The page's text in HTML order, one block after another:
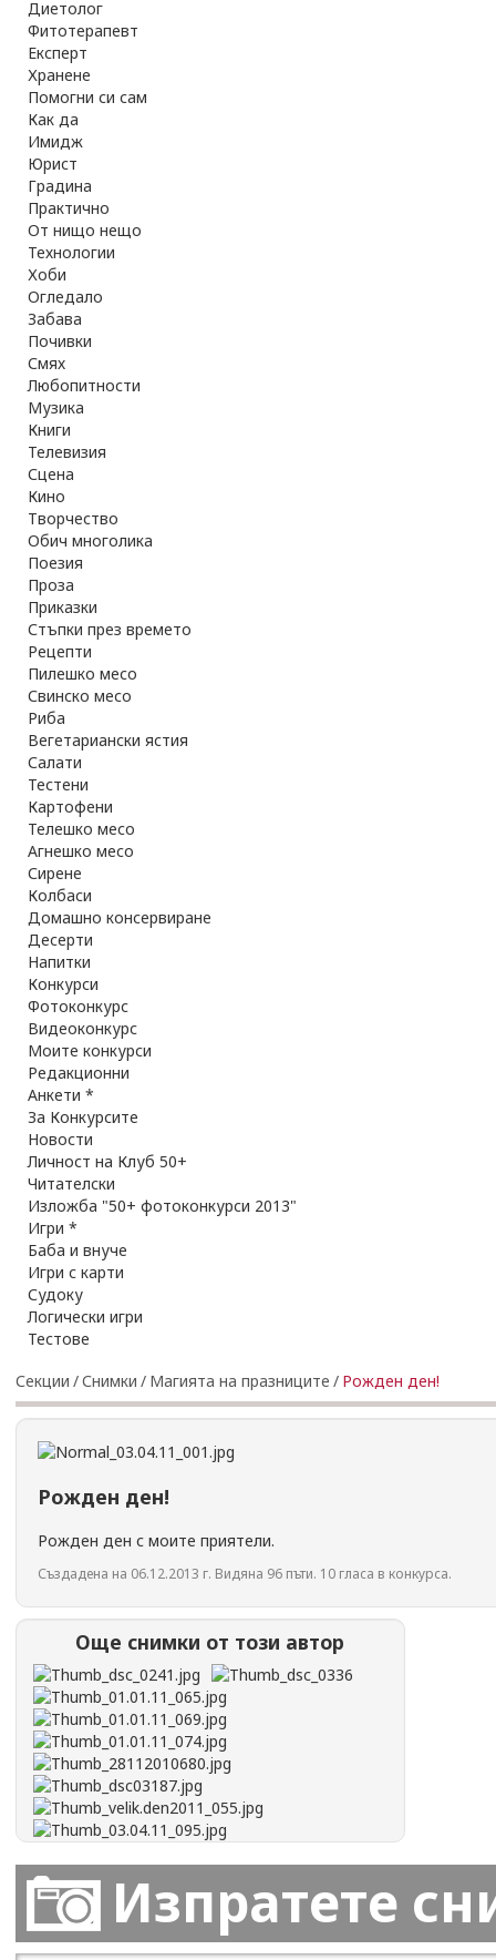
Диетолог
Фитотерапевт
Експерт
Хранене
Помогни си сам
Как да
Имидж
Юрист
Градина
Практично
От нищо нещо
Технологии
Хоби
Огледало
Забава
Почивки
Смях
Любопитности
Музика
Книги
Телевизия
Сцена
Кино
Творчество
Обич многолика
Поезия
Проза
Приказки
Стъпки през времето
Рецепти
Пилешко месо
Свинско месо
Риба
Вегетариански ястия
Салати
Тестени
Картофени
Телешко месо
Агнешко месо
Сирене
Колбаси
Домашно консервиране
Десерти
Напитки
Конкурси
Фотоконкурс
Видеоконкурс
Моите конкурси
Редакционни
Анкети *
За Конкурсите
Новости
Личност на Клуб 50+
Читателски
Изложба "50+ фотоконкурси 2013"
Игри *
Баба и внуче
Игри с карти
Судоку
Логически игри
Тестове
Секции /Снимки / Магията на празниците / Рожден ден!
Рожден ден!
Рожден ден с моите приятели.
Създадена на 06.12.2013 г. Видяна 96 пъти. 10 гласа в конкурса.
Още снимки от този автор
Изпратете